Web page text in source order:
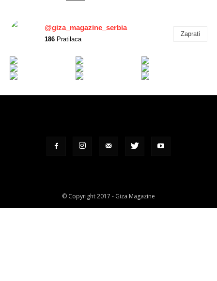
@giza_magazine_serbia
186 Pratilaca
Zaprati
© Copyright 2017 - Giza Magazine